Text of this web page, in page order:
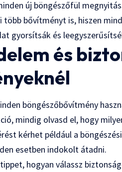
új böngészőfül
több bővítményt is, hiszen
gyorsítsák és
és
böngészőbővítmény
mindig olvasd el, hogy
kérhet például a
esetben indokolt átadni.
hogyan válassz